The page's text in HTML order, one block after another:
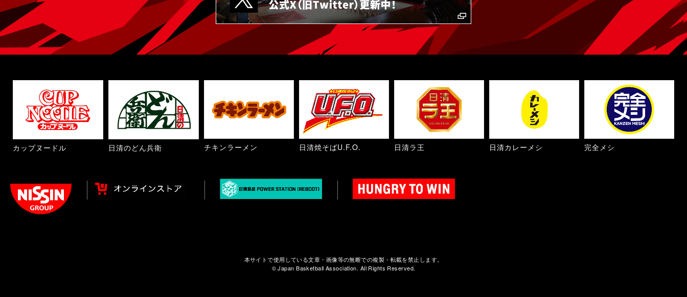
カップヌードル 日清のどん兵衛 チキンラーメン 日清焼そばU.F.O. 日清ラ王 日清カレーメシ 完全メシ
本サイトで使用している文章・画像等の無断での複製・転載を禁止します。
© Japan Basketball Association. All Rights Reserved.